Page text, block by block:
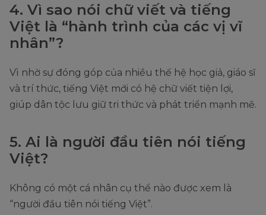
4. Vì sao nói chữ viết và tiếng
Việt là “hành trình của các vị vĩ
nhân”?
Vì nhờ sự đóng góp của nhiều thế hệ học giả, giáo sĩ
và trí thức, tiếng Việt mới có hệ chữ viết tiện lợi,
giúp dân tộc lưu giữ tri thức và phát triển mạnh mẽ.
5. Ai là người đầu tiên nói tiếng
Việt?
Không có một cá nhân cụ thể nào được xem là
“người đầu tiên nói tiếng Việt”.